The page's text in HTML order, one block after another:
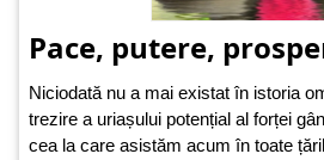
Pace, putere,
Niciodată nu a mai existat în istoria
trezire a uriașului potențial al forței
cea la care asistăm acum în toate